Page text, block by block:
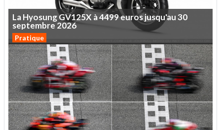
LaHyosungGV125X à4499eurosjusqu'au30
septembre 2026
Pratique